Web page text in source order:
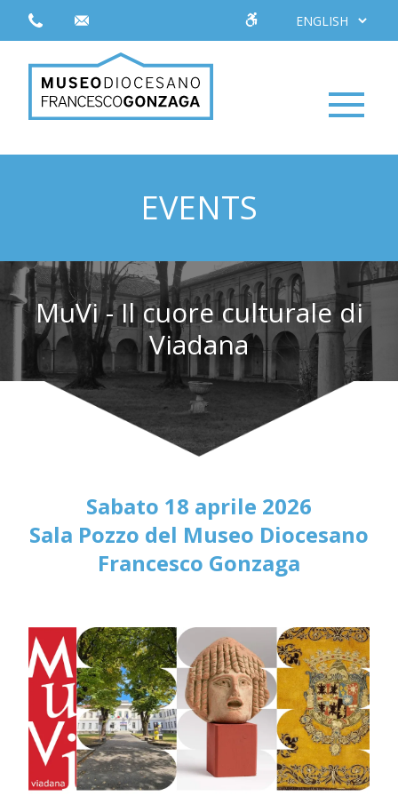
EVENTS
MuVi - Il cuore culturale di
Viadana
Sabato 18 aprile 2026
Sala Pozzo del Museo Diocesano
Francesco Gonzaga